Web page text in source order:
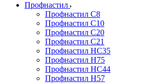
Профнастил
Профнастил С8
Профнастил С10
Профнастил С20
Профнастил С21
Профнастил НС35
Профнастил Н75
Профнастил HC44
Профнастил Н57